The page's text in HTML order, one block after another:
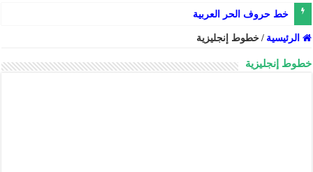
خط حروف الحر العربية
الرئيسية / خطوط إنجليزية
خطوط إنجليزية